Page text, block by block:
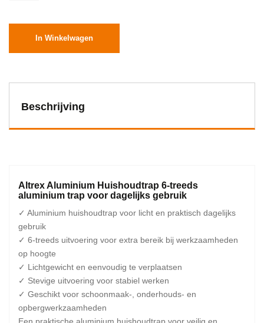
In Winkelwagen
Beschrijving
Altrex Aluminium Huishoudtrap 6-treeds
aluminium trap voor dagelijks gebruik
✓ Aluminium huishoudtrap voor licht en praktisch dagelijks
gebruik
✓ 6-treeds uitvoering voor extra bereik bij werkzaamheden
op hoogte
✓ Lichtgewicht en eenvoudig te verplaatsen
✓ Stevige uitvoering voor stabiel werken
✓ Geschikt voor schoonmaak-, onderhouds- en
opbergwerkzaamheden